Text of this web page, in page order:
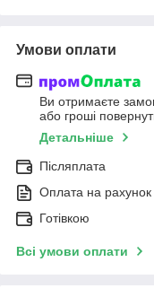
Умови оплати
Ви отримаєте
або гроші
Детальніше
Післяплата
Оплата на рахунок
Готівкою
Всі умови оплати